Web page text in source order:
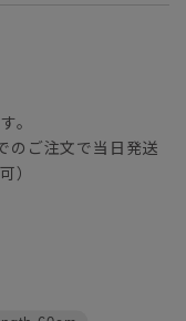
。
のご注文で当日発送
）